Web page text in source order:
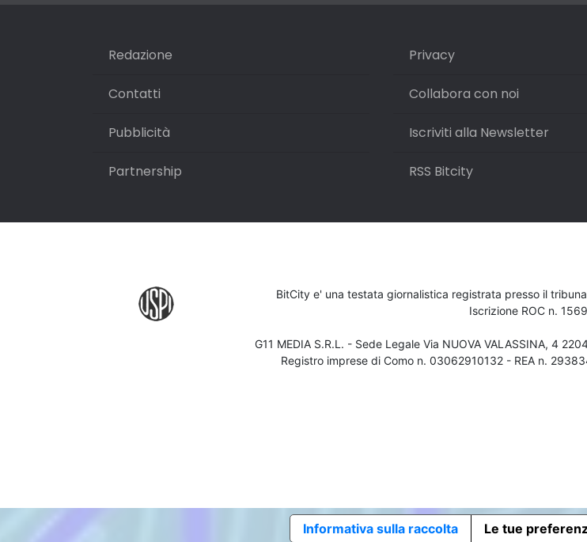
Redazione
Contatti
Pubblicità
Partnership
Privacy
Collabora con noi
Iscriviti alla Newsletter
RSS Bitcity
BitCity e' una testata giornalistica registrata presso il
Iscrizione ROC n.
G11 MEDIA S.R.L. - Sede Legale Via NUOVA VALASSINA, 4
Registro imprese di Como n. 03062910132 - REA n.
Informativa sulla raccolta Le tue